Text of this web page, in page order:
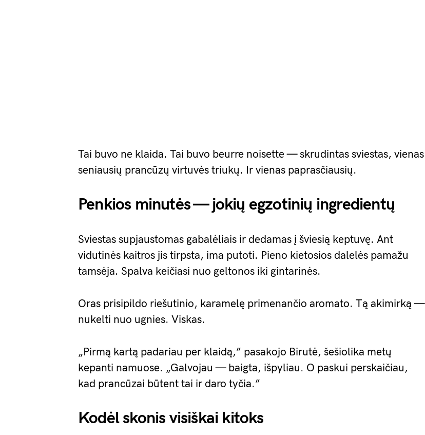
Tai buvo ne klaida. Tai buvo beurre noisette — skrudintas sviestas, vienas
seniausių prancūzų virtuvės triukų. Ir vienas paprasčiausių.
Penkios minutės — jokių egzotinių ingredientų
Sviestas supjaustomas gabalėliais ir dedamas į šviesią keptuvę. Ant
vidutinės kaitros jis tirpsta, ima putoti. Pieno kietosios dalelės pamažu
tamsėja. Spalva keičiasi nuo geltonos iki gintarinės.
Oras prisipildo riešutinio, karamelę primenančio aromato. Tą akimirką —
nukelti nuo ugnies. Viskas.
„Pirmą kartą padariau per klaidą,” pasakojo Birutė, šešiolika metų
kepanti namuose. „Galvojau — baigta, išpyliau. O paskui perskaičiau,
kad prancūzai būtent tai ir daro tyčia.”
Kodėl skonis visiškai kitoks